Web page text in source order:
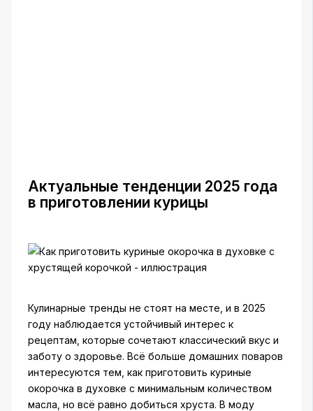
Актуальные тенденции 2025 года
в приготовлении курицы
Кулинарные тренды не стоят на месте, и в 2025
году наблюдается устойчивый интерес к
рецептам, которые сочетают классический вкус и
заботу о здоровье. Всё больше домашних поваров
интересуются тем, как приготовить куриные
окорочка в духовке с минимальным количеством
масла, но всё равно добиться хруста. В моду